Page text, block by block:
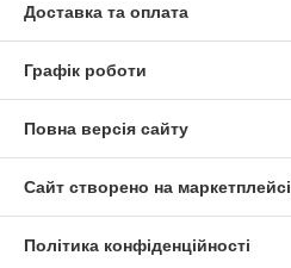
Доставка та оплата
Графік роботи
Повна версія сайту
Сайт створено на маркетплейсі
Політика конфіденційності